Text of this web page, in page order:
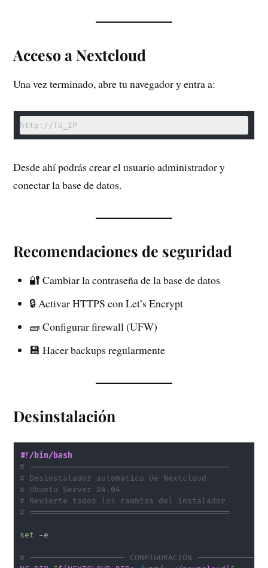
Acceso a Nextcloud
Una vez terminado, abre tu navegador y entra a:
http://TU_IP
Desde ahí podrás crear el usuario administrador y
conectar la base de datos.
Recomendaciones de seguridad
🔐 Cambiar la contraseña de la base de datos
🔒 Activar HTTPS con Let’s Encrypt
🧱 Configurar firewall (UFW)
💾 Hacer backups regularmente
Desinstalación
#!/bin/bash
# ==========================================
# Desinstalador automático de Nextcloud
# Ubuntu Server 24.04
# Revierte todos los cambios del instalador
# ==========================================
set -e
# -------------------- CONFIGURACIÓN